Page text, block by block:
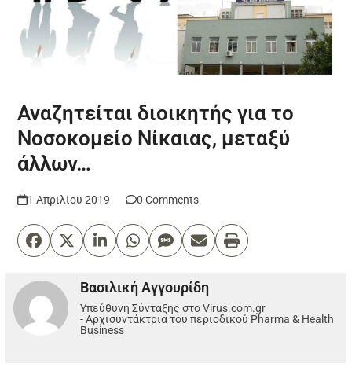
Αναζητείται διοικητής για το
Νοσοκομείο Νίκαιας, μεταξύ
άλλων…
1 Απριλίου 2019 0 Comments
Βασιλική Αγγουρίδη
Υπεύθυνη Σύνταξης στο Virus.com.gr
- Αρχισυντάκτρια του περιοδικού Pharma & Health
Business